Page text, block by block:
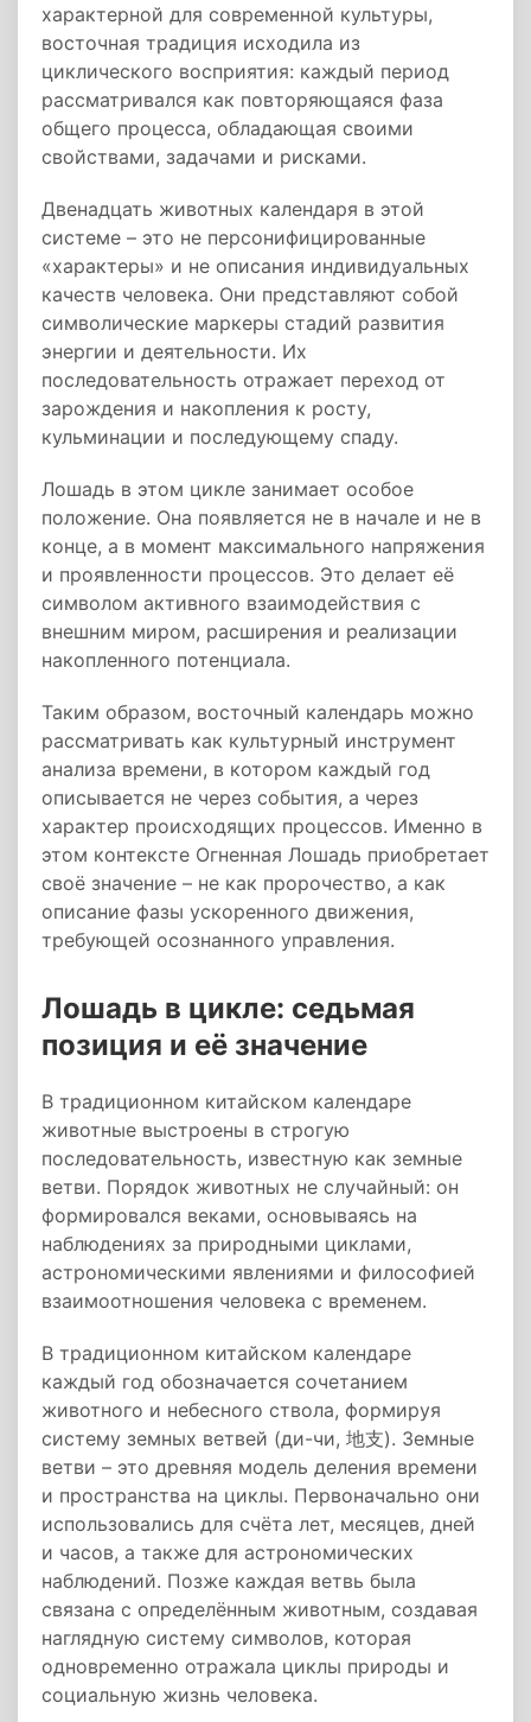
характерной для современной культуры,
восточная традиция исходила из
циклического восприятия: каждый период
рассматривался как повторяющаяся фаза
общего процесса, обладающая своими
свойствами, задачами и рисками.
Двенадцать животных календаря в этой
системе – это не персонифицированные
«характеры» и не описания индивидуальных
качеств человека. Они представляют собой
символические маркеры стадий развития
энергии и деятельности. Их
последовательность отражает переход от
зарождения и накопления к росту,
кульминации и последующему спаду.
Лошадь в этом цикле занимает особое
положение. Она появляется не в начале и не в
конце, а в момент максимального напряжения
и проявленности процессов. Это делает её
символом активного взаимодействия с
внешним миром, расширения и реализации
накопленного потенциала.
Таким образом, восточный календарь можно
рассматривать как культурный инструмент
анализа времени, в котором каждый год
описывается не через события, а через
характер происходящих процессов. Именно в
этом контексте Огненная Лошадь приобретает
своё значение – не как пророчество, а как
описание фазы ускоренного движения,
требующей осознанного управления.
Лошадь в цикле: седьмая
позиция и её значение
В традиционном китайском календаре
животные выстроены в строгую
последовательность, известную как земные
ветви. Порядок животных не случайный: он
формировался веками, основываясь на
наблюдениях за природными циклами,
астрономическими явлениями и философией
взаимоотношения человека с временем.
В традиционном китайском календаре
каждый год обозначается сочетанием
животного и небесного ствола, формируя
систему земных ветвей (ди-чи, 地支). Земные
ветви – это древняя модель деления времени
и пространства на циклы. Первоначально они
использовались для счёта лет, месяцев, дней
и часов, а также для астрономических
наблюдений. Позже каждая ветвь была
связана с определённым животным, создавая
наглядную систему символов, которая
одновременно отражала циклы природы и
социальную жизнь человека.